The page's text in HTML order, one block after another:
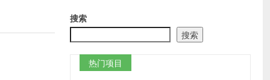
搜索
搜索
热门项目